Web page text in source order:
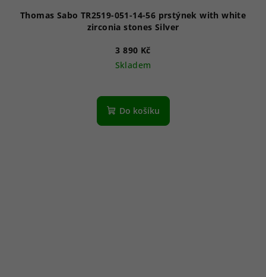
Thomas Sabo TR2519-051-14-56 prstýnek with white
zirconia stones Silver
3 890 Kč
Skladem
Do košíku